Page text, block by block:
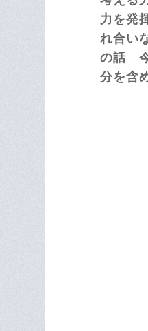
力を発
れ合い
の話 今
分を含